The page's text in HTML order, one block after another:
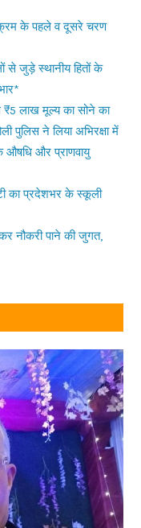
के पहले व दूसरे चरण
से जुड़े स्थानीय हितों के
₹5 लाख मूल्य का सोने का
पुलिस ने लिया अभिरक्षा में
औषधि और प्राणवायु
का प्रदेशभर के स्कूली
नौकरी पाने की जुगत,